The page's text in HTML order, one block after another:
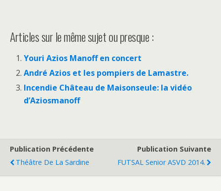
Articles sur le même sujet ou presque :
Youri Azios Manoff en concert
André Azios et les pompiers de Lamastre.
Incendie Château de Maisonseule: la vidéo
d’Aziosmanoff
Publication Précédente
Théâtre De La Sardine
Publication Suivante
FUTSAL Senior ASVD 2014.